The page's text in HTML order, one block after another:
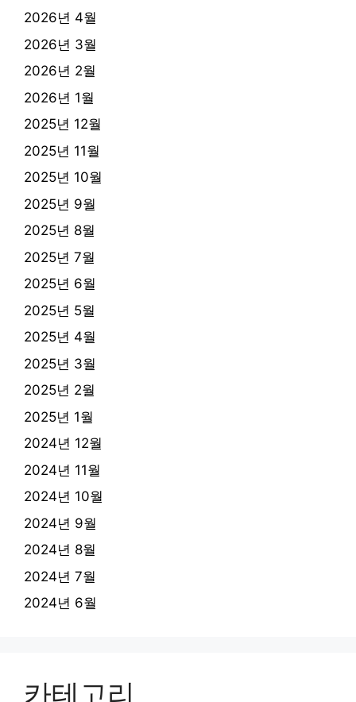
2026년 4월
2026년 3월
2026년 2월
2026년 1월
2025년 12월
2025년 11월
2025년 10월
2025년 9월
2025년 8월
2025년 7월
2025년 6월
2025년 5월
2025년 4월
2025년 3월
2025년 2월
2025년 1월
2024년 12월
2024년 11월
2024년 10월
2024년 9월
2024년 8월
2024년 7월
2024년 6월
카테고리